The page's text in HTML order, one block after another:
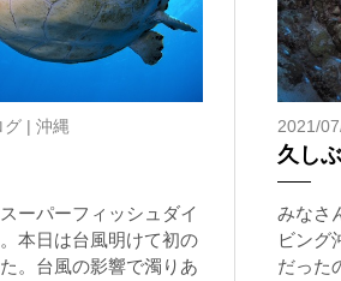
グ | 沖縄
ーパーフィッシュダイ
本日は台風明けて初の
。台風の影響で濁りあ
2021/
久し
みなさ
ビング
だった
やスキンダイビングに伴う危険に加え
エキジットを行う際にもトラブルが生
いトラブルが発生する可能性があります
損害につながった場合、またはその他